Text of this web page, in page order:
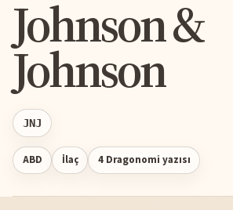
Johnson &
Johnson
JNJ
ABD İlaç 4 Dragonomi yazısı